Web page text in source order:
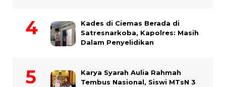
Kades di Ciemas Berada di
Satresnarkoba, Kapolres: Masih
Dalam Penyelidikan
Karya Syarah Aulia Rahmah
Tembus Nasional, Siswi MTsN 3